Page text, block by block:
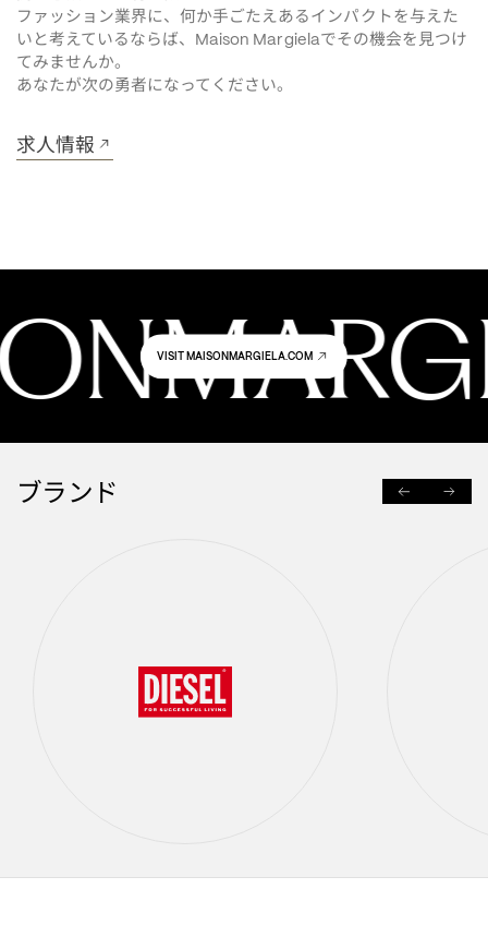
ファッション業界に、何か手ごたえあるインパクトを与えた
いと考えているならば、 Maison Margielaでその機会を見つけ
てみませんか。
あなたが次の勇者になってください。
求人情報
VISIT MAISONMARGIELA.COM
ブランド PREVIOUSNEXT